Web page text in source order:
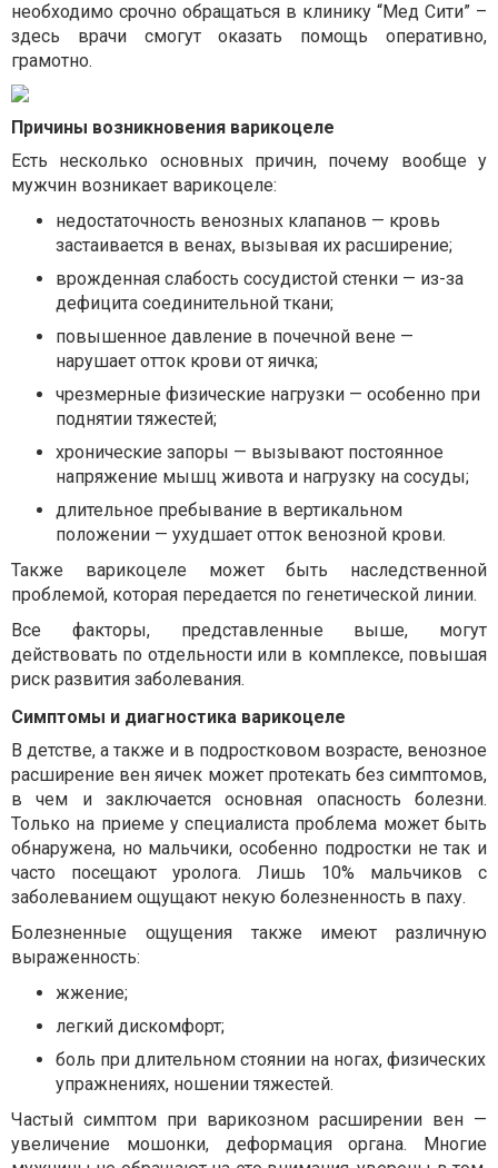
необходимо срочно обращаться в клинику “Мед Сити” –
здесь врачи смогут оказать помощь оперативно,
грамотно.
Причины возникновения варикоцеле
Есть несколько основных причин, почему вообще у
мужчин возникает варикоцеле:
недостаточность венозных клапанов — кровь
застаивается в венах, вызывая их расширение;
врожденная слабость сосудистой стенки — из-за
дефицита соединительной ткани;
повышенное давление в почечной вене —
нарушает отток крови от яичка;
чрезмерные физические нагрузки — особенно при
поднятии тяжестей;
хронические запоры — вызывают постоянное
напряжение мышц живота и нагрузку на сосуды;
длительное пребывание в вертикальном
положении — ухудшает отток венозной крови.
Также варикоцеле может быть наследственной
проблемой, которая передается по генетической линии.
Все факторы, представленные выше, могут
действовать по отдельности или в комплексе, повышая
риск развития заболевания.
Симптомы и диагностика варикоцеле
В детстве, а также и в подростковом возрасте, венозное
расширение вен яичек может протекать без симптомов,
в чем и заключается основная опасность болезни.
Только на приеме у специалиста проблема может быть
обнаружена, но мальчики, особенно подростки не так и
часто посещают уролога. Лишь 10% мальчиков с
заболеванием ощущают некую болезненность в паху.
Болезненные ощущения также имеют различную
выраженность:
жжение;
легкий дискомфорт;
боль при длительном стоянии на ногах, физических
упражнениях, ношении тяжестей.
Частый симптом при варикозном расширении вен —
увеличение мошонки, деформация органа. Многие